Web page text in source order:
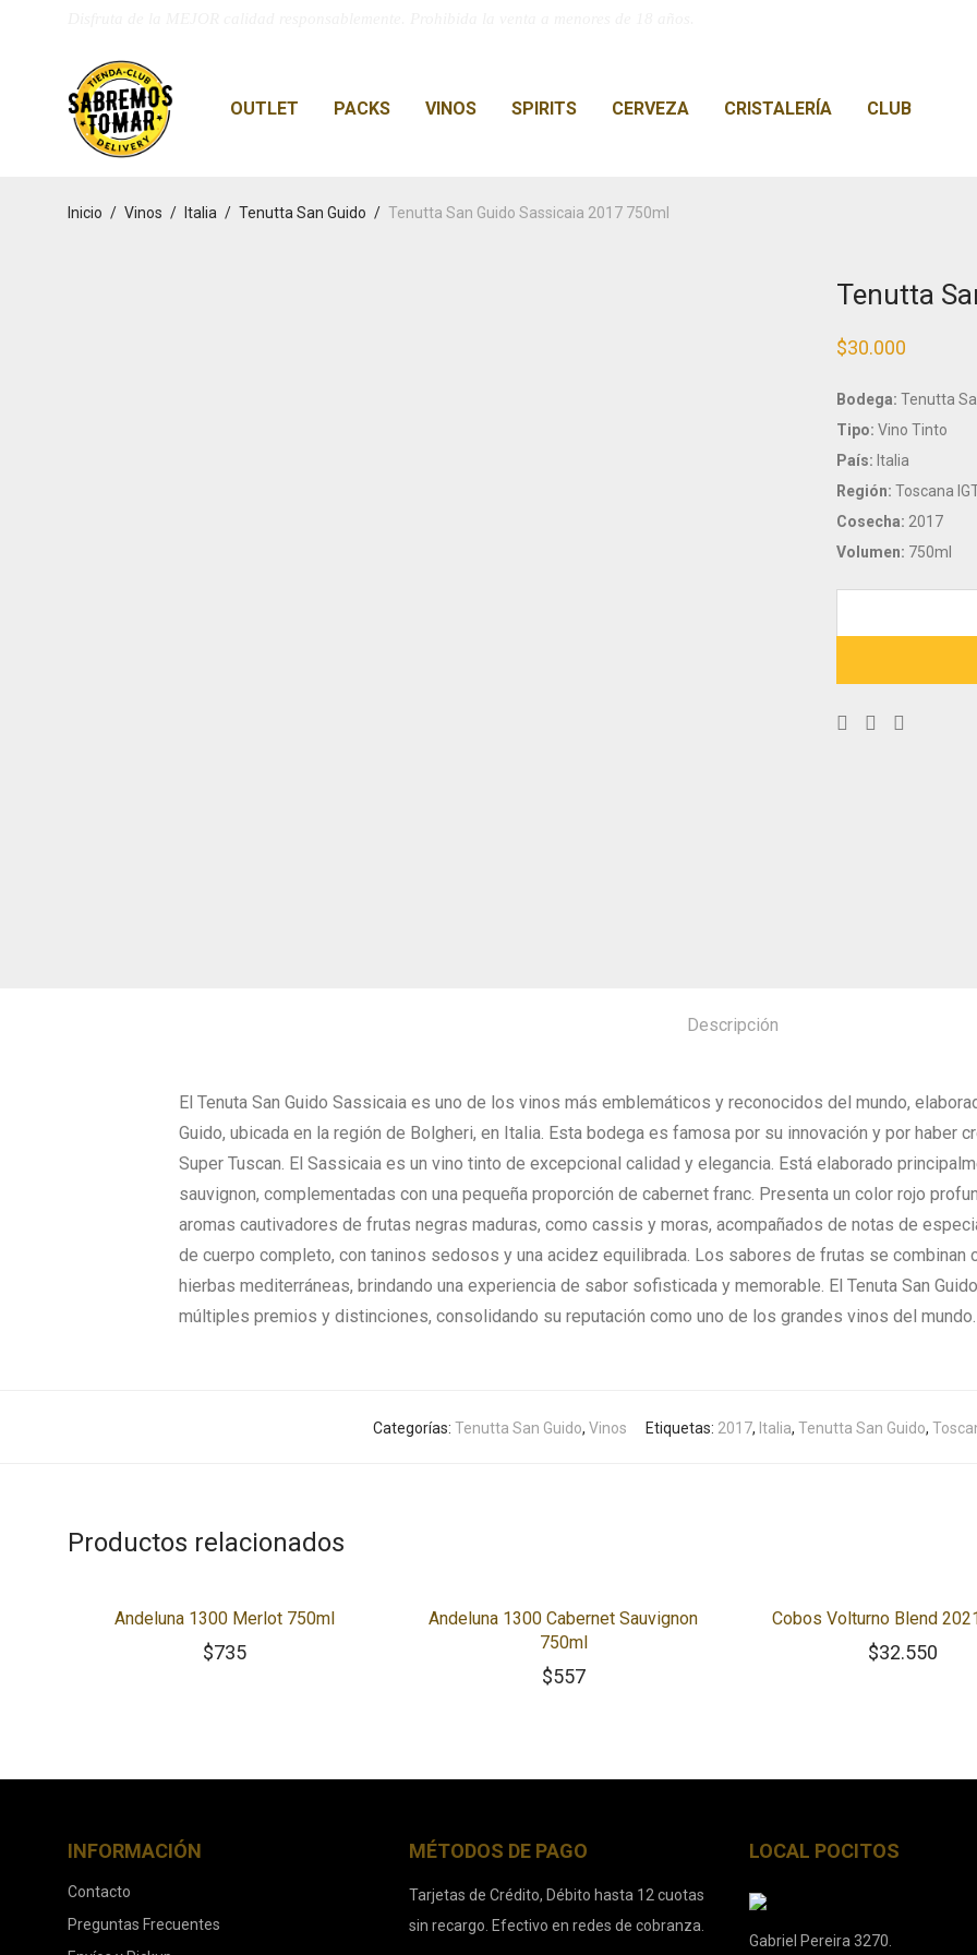
OUTLET PACKS VINOS SPIRITS CERVEZA CRISTALERÍA CLUB
Inicio / Vinos / Italia / Tenutta San Guido / Tenutta San Guido Sassicaia 2017 750ml
Tenutta
$30.000
Bodega: Tenutta
Tipo: Vino Tinto
País: Italia
Región: Toscana
Cosecha: 2017
Volumen: 750ml
Descripción
El Tenuta San Guido Sassicaia es uno de los vinos más emblemáticos y reconocidos del mundo,
Guido, ubicada en la región de Bolgheri, en Italia. Esta bodega es famosa por su innovación y por haber
Super Tuscan. El Sassicaia es un vino tinto de excepcional calidad y elegancia. Está elaborado
sauvignon, complementadas con una pequeña proporción de cabernet franc. Presenta un color rojo
aromas cautivadores de frutas negras maduras, como cassis y moras, acompañados de notas de
de cuerpo completo, con taninos sedosos y una acidez equilibrada. Los sabores de frutas se combinan
hierbas mediterráneas, brindando una experiencia de sabor sofisticada y memorable. El Tenuta San
múltiples premios y distinciones, consolidando su reputación como uno de los grandes vinos del mundo.
Categorías: Tenutta San Guido, Vinos Etiquetas: 2017, Italia, Tenutta San Guido,
Productos relacionados
Andeluna 1300 Merlot 750ml
$735
Andeluna 1300 Cabernet Sauvignon
750ml
$557
Cobos Volturno Blend
$32.550
INFORMACIÓN
Contacto
Preguntas Frecuentes
MÉTODOS DE PAGO
Tarjetas de Crédito, Débito hasta 12 cuotas
sin recargo. Efectivo en redes de cobranza.
LOCAL POCITOS
Gabriel Pereira 3270.